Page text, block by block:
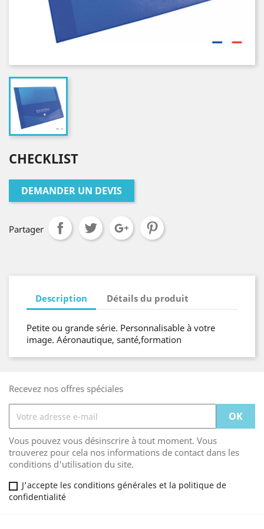
CHECKLIST
DEMANDER UN DEVIS
Partager
Description Détails du produit
Petite ou grande série. Personnalisable à votre
image. Aéronautique, santé,formation
Recevez nos offres spéciales
Vous pouvez vous désinscrire à tout moment. Vous
trouverez pour cela nos informations de contact dans les
conditions d'utilisation du site.
J'accepte les conditions générales et la politique de
confidentialité